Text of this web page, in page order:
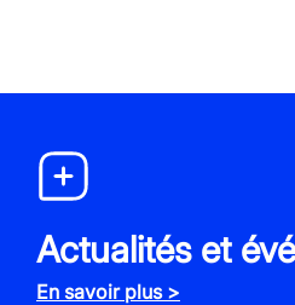
Actualités et
En savoir plus >